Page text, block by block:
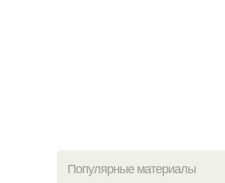
Популярные материалы